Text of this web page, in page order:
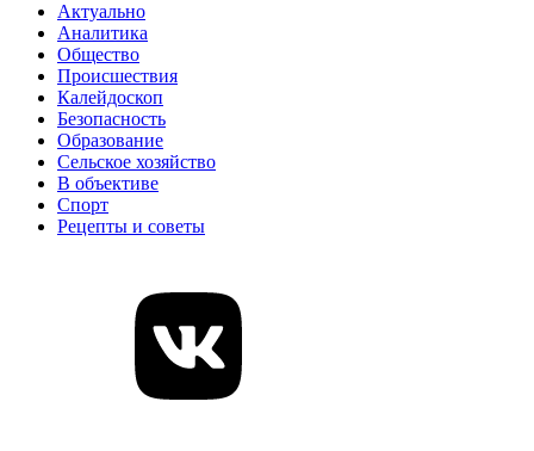
Актуально
Аналитика
Общество
Происшествия
Калейдоскоп
Безопасность
Образование
Сельское хозяйство
В объективе
Спорт
Рецепты и советы